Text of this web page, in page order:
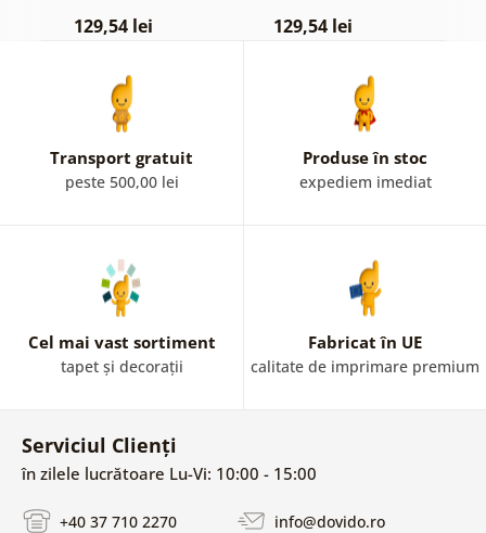
129,54 lei 129,54 lei
Transport gratuit
peste 500,00 lei
Produse în stoc
expediem imediat
Cel mai vast sortiment
tapet și decorații
Fabricat în UE
calitate de imprimare premium
Serviciul Clienți
în zilele lucrătoare Lu-Vi: 10:00 - 15:00
+40 37 710 2270 info@dovido.ro